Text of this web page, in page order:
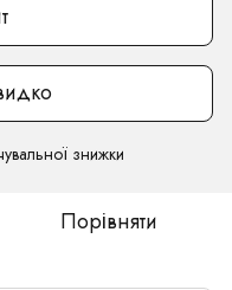
знижки
Порівняти